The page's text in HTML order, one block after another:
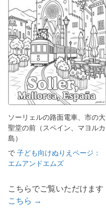
ソーリェルの路面電車、市の大
聖堂の前（スペイン、マヨルカ
島）
で 子ども向けぬりえページ：
エムアンドエムズ
こちらでご覧いただけます
こちら →